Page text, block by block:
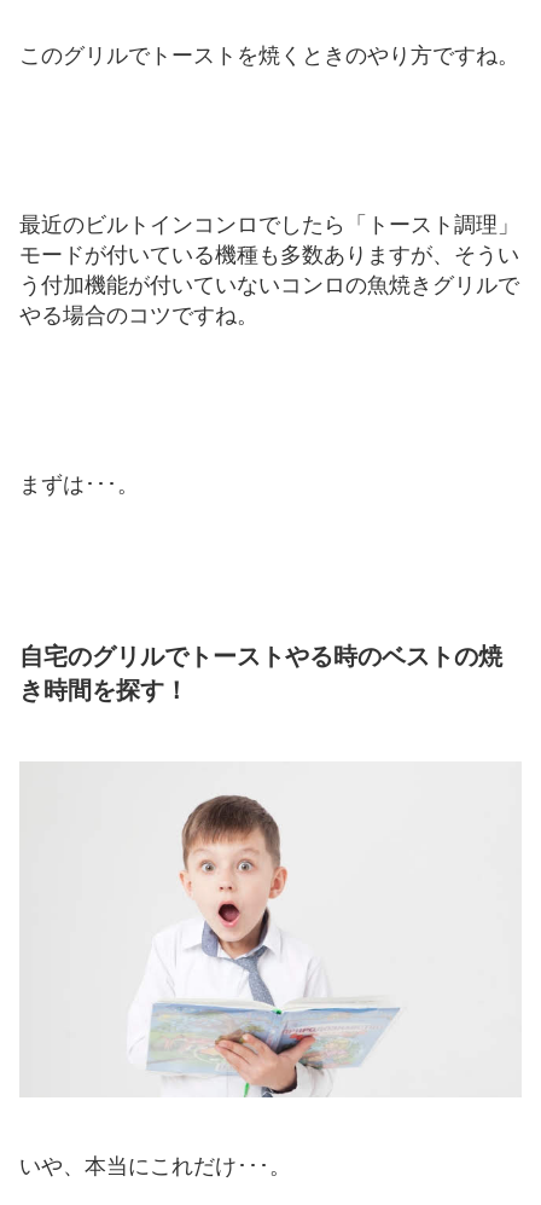
このグリルでトーストを焼くときのやり方ですね。
最近のビルトインコンロでしたら「トースト調理」
モードが付いている機種も多数ありますが、そうい
う付加機能が付いていないコンロの魚焼きグリルで
やる場合のコツですね。
まずは･･･。
自宅のグリルでトーストやる時のベストの焼
き時間を探す！
いや、本当にこれだけ･･･。